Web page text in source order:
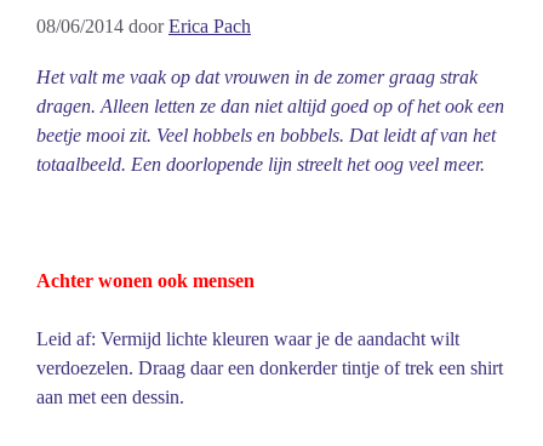
08/06/2014 doorErica Pach
Het valt me vaak op dat vrouwen in de zomer graag strak
dragen. Alleen letten ze dan niet altijd goed op of het ook een
beetje mooi zit. Veel hobbels en bobbels. Dat leidt af van het
totaalbeeld. Een doorlopende lijn streelt het oog veel meer.
Achter wonen ook mensen
Leid af: Vermijd lichte kleuren waar je de aandacht wilt
verdoezelen. Draag daar een donkerder tintje of trek een shirt
aan met een dessin.